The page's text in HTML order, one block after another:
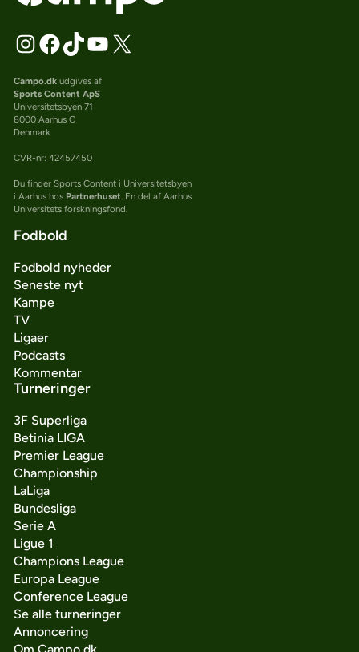
Campo.dkudgives af
Sports Content ApS
Universitetsbyen 71
8000 Aarhus C
Denmark
CVR-nr: 42457450
Du finder Sports Content i Universitetsbyen
i Aarhus hos Partnerhuset. En del af Aarhus
Universitets forskningsfond.
Fodbold
Fodbold nyheder
Seneste nyt
Kampe
TV
Ligaer
Podcasts
Kommentar
Turneringer
3F Superliga
Betinia LIGA
Premier League
Championship
LaLiga
Bundesliga
Serie A
Ligue 1
Champions League
Europa League
Conference League
Se alle turneringer
Annoncering